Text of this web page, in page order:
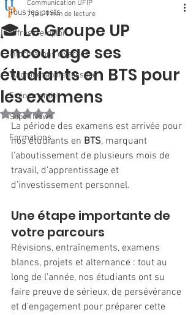
Tous les posts
Offres d'emploi
Informations diverses
Tutorat et apprentissage
Evénementiel
Super News
Formations
🎓 Le Groupe UP
encourage ses
étudiants en BTS pour
les examens
Communication UFIP
7 juil. 1 min de lecture
Noté NaN étoiles sur 5.
La période des examens est arrivée pour
nos étudiants en BTS, marquant
l’aboutissement de plusieurs mois de
travail, d’apprentissage et
d’investissement personnel.
Une étape importante de
votre parcours
Révisions, entraînements, examens
blancs, projets et alternance : tout au
long de l’année, nos étudiants ont su
faire preuve de sérieux, de persévérance
et d’engagement pour préparer cette